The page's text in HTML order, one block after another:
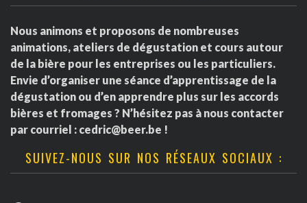
Nous animons et proposons de nombreuses
animations, ateliers de dégustation et cours autour
de la bière pour les entreprises ou les particuliers.
Envie d’organiser une séance d’apprentissage de la
dégustation ou d’en apprendre plus sur les accords
bières et fromages ? N’hésitez pas à nous contacter
par courriel : cedric@beer.be !
SUIVEZ-NOUS SUR NOS RÉSEAUX SOCIAUX :